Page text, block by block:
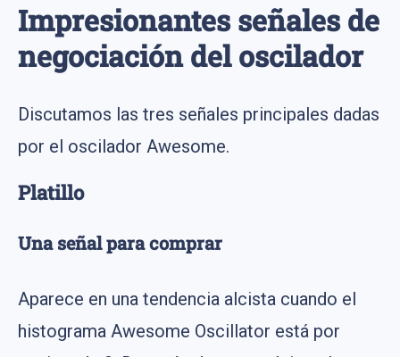
Impresionantes señales de
negociación del oscilador
Discutamos las tres señales principales dadas
por el oscilador Awesome.
Platillo
Una señal para comprar
Aparece en una tendencia alcista cuando el
histograma Awesome Oscillator está por